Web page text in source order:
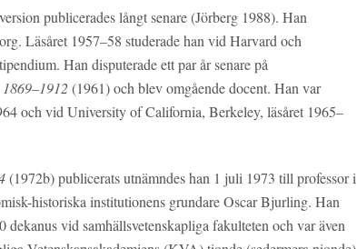
publicerades långt senare (Jörberg 1988). Han
Läsåret 1957–58 studerade han vid Harvard och
Han disputerade ett par år senare på
(1961) och blev omgående docent. Han var
och vid University of California, Berkeley, läsåret 1965–
(1972b) publicerats utnämndes han 1 juli 1973 till professor i
historiska institutionens grundare Oscar Bjurling. Han
vid samhällsvetenskapliga fakulteten och var även